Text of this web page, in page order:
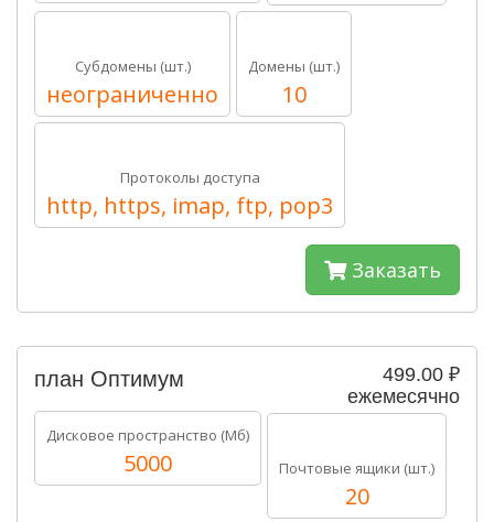
Субдомены (шт.)
неограниченно
Домены (шт.)
10
Протоколы доступа
http, https, imap, ftp, pop3
Заказать
499.00 ₽
ежемесячно
план Оптимум
Дисковое пространство (Мб)
5000 Почтовые ящики (шт.)
20